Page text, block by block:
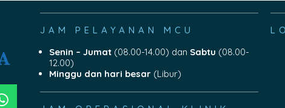
JAM PELAYANAN MCU
Senin – Jumat(08.00-14.00) dan Sabtu (08.00-
12.00)
Minggu dan hari besar(Libur)